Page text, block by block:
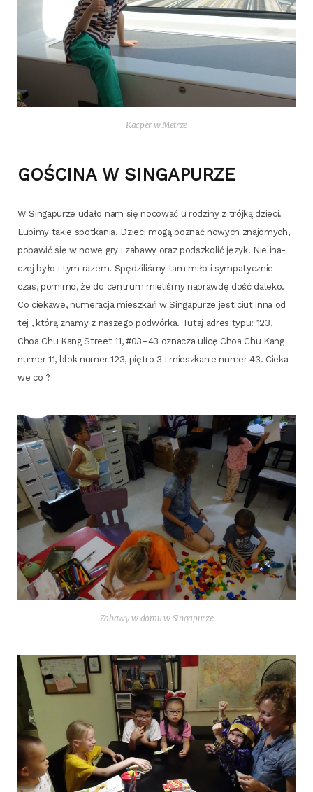
Kac­per w Metrze
GOŚCINA W SINGAPURZE
W Sin­ga­pu­rze uda­ło nam się noco­wać u rodzi­ny z trój­ką dzie­ci.
Lubi­my takie spo­tka­nia. Dzie­ci mogą poznać nowych zna­jo­mych,
poba­wić się w nowe gry i zaba­wy oraz pod­szko­lić język. Nie ina­
czej było i tym razem. Spę­dzi­li­śmy tam miło i sym­pa­tycz­nie
czas, pomi­mo, że do cen­trum mie­li­śmy napraw­dę dość dale­ko.
Co cie­ka­we, nume­ra­cja miesz­kań w Sin­ga­pu­rze jest ciut inna od
tej , któ­rą zna­my z nasze­go podwór­ka. Tutaj adres typu: 123,
Choa Chu Kang Stre­et 11, #03–43 ozna­cza uli­cę Choa Chu Kang
numer 11, blok numer 123, pię­tro 3 i miesz­ka­nie numer 43. Cie­ka­
we co ?
Zaba­wy w domu w Singapurze